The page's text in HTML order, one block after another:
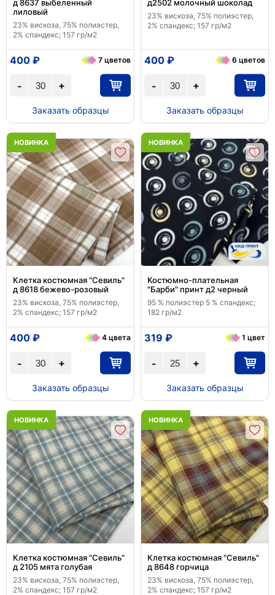
д 8637 выбеленный
лиловый
23% вискоза, 75% полиэстер,
2% спандекс; 157 гр/м2
+
-
400 ₽ 7 цветов
Заказать образцы
д2502 молочный шоколад
23% вискоза, 75% полиэстер,
2% спандекс; 157 гр/м2
+
-
400 ₽ 6 цветов
Заказать образцы
НОВИНКА
Клетка костюмная "Севиль"
д 8618 бежево-розовый
23% вискоза, 75% полиэстер,
2% спандекс; 157 гр/м2
+
-
400 ₽ 4 цвета
Заказать образцы
НОВИНКА
Костюмно-плательная
"Барби" принт д2 черный
95 % полиэстер 5 % спандекс;
182 гр/м2
+
-
319 ₽ 1 цвет
Заказать образцы
НОВИНКА
Клетка костюмная "Севиль"
д 2105 мята голубая
23% вискоза, 75% полиэстер,
2% спандекс; 157 гр/м2
НОВИНКА
Клетка костюмная "Севиль"
д 8648 горчица
23% вискоза, 75% полиэстер,
2% спандекс; 157 гр/м2